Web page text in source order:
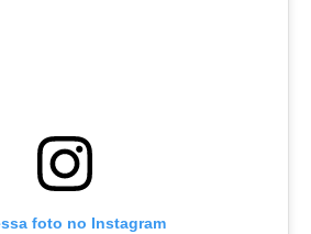
foto no Instagram